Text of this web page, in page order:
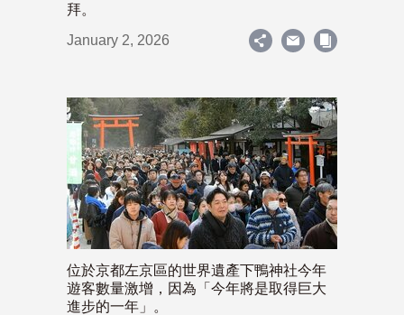
拜。
January 2, 2026
位於京都左京區的世界遺產下鴨神社今年
遊客數量激增，因為「今年將是取得巨大
進步的一年」。